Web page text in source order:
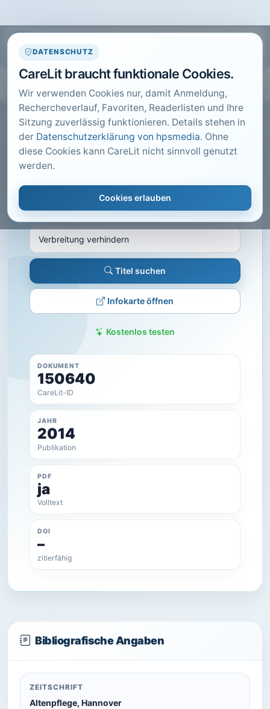
DATENSCHUTZ
CareLit braucht funktionale Cookies.
Wir verwenden Cookies nur, damit Anmeldung,
Rechercheverlauf, Favoriten, Readerlisten und Ihre
Sitzung zuverlässig funktionieren. Details stehen in
der Datenschutzerklärung von hpsmedia. Ohne
diese Cookies kann CareLit nicht sinnvoll genutzt
werden.
Cookies erlauben
CARELIT FACHARTIKEL
Verbreitung verhindern
Schwarzkopf, A.; · Altenpflege, Hannover · 2014 ·
Heft 6 · S. 18 bis 26
Titel suchen
Infokarte öffnen
Kostenlos testen
DOKUMENT
150640
CareLit-ID
JAHR
2014
Publikation
PDF
ja
Volltext
DOI
–
zitierfähig
Bibliografische Angaben
ZEITSCHRIFT
Altenpflege, Hannover